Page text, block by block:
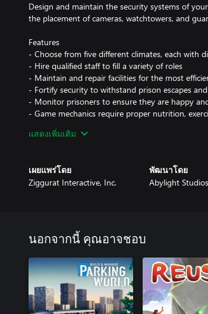
Design and maintain the security systems of
the placement of cameras, watchtowers, and
Features
- Choose from five different climates, each with
- Hire qualified staff to fill a variety of roles
- Maintain and repair facilities for the most
- Fortify security to withstand prison escapes
- Monitor prisoners to ensure they are happy
- Game mechanics require proper nutrition,
- Multiple prisoners may arrive together,
- It’s all about redemption over punishment
- Select "Creative Mode" for unlimited money
and guards. Roll Call also introduces Twitch
(followers, subscribers, or viewers) into your
on any streaming service, video platform, or
Upgrade your prison with Maximum Security!
Expand your prison even further with the new
prisoners, new therapies, more security
แสดงเพิ่มเติม
เผยแพร่โดย
Ziggurat Interactive, Inc.
พัฒนาโดย
Abylight Studios
นอกจากนี้ คุณอาจชอบ